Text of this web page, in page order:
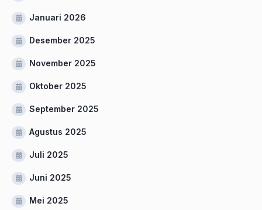
Januari 2026
Desember 2025
November 2025
Oktober 2025
September 2025
Agustus 2025
Juli 2025
Juni 2025
Mei 2025